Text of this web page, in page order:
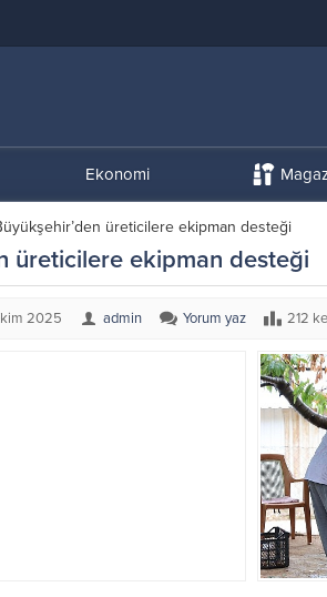
Ekonomi
üreticilere ekipman desteği
üreticilere ekipman desteği
2025 admin Yorum yaz 212